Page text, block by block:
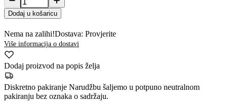
Dodaj u košaricu
Nema na zalihi!Dostava: Provjerite
Više informacija o dostavi
Dodaj proizvod na popis želja
Diskretno pakiranje Narudžbu šaljemo u potpuno neutralnom
pakiranju bez oznaka o sadržaju.